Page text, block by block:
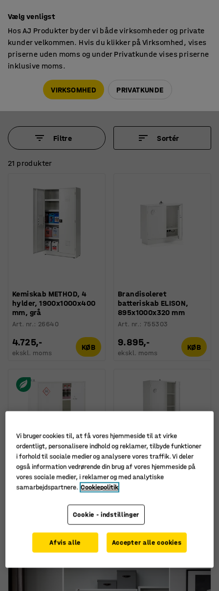
Kemikalieskabe
Filtre Sortér
21 produkter
Kemiskab METHOD, 4
hylder, 1900x1000x400
mm, grå
Art. nr.: 26640
4.725,-
ekskl. moms
KØB
Brandisoleret
batteriskab ELISON,
895x1000x320 mm
Art. nr.:755303
9.895,-
ekskl. moms
KØB
Kemikalieskab FORMULA,
1295x1000x450 mm
8.795,-
Fås i flere forskellige
kombinationer
Brandisoleret
2095x1000x620 mm
Art. nr.
17.825,-
ekskl. moms
Vælg venligst
Hos AJ Produkter byder vi både virksomheder og private
kunder velkommen. Hvis du klikker på Virksomhed, vises
priserne uden moms og under Privatkunde vises priserne
inklusive moms.
VIRKSOMHED PRIVATKUNDE
Vi bruger cookies til, at få vores hjemmeside til at virke
ordentligt, personalisere indhold og reklamer, tilbyde funktioner
i forhold til sociale medier og analysere vores traffik. Vi deler
også information vedrørende din brug af vores hjemmeside på
vores sociale medier, i reklamer og med analytiske
samarbejdspartnere. Cookiepolitik
Cookie - indstillinger
Afvis alle Accepter alle cookies